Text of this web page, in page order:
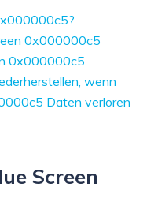
0x000000c5
0x000000c5
wenn
Daten verloren
Screen